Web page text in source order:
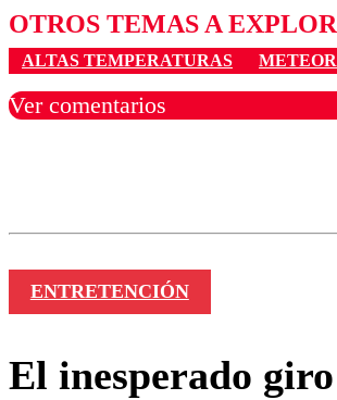
OTROS TEMAS A
ALTAS TEMPERATURAS
Ver comentarios
ENTRETENCIÓN
El inesperado